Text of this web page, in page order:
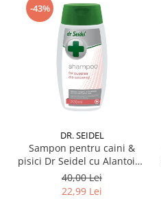
-43%
DR. SEIDEL
Sampon pentru caini &
pisici Dr Seidel cu Alantoina
220 ml
40,00 Lei
22,99 Lei